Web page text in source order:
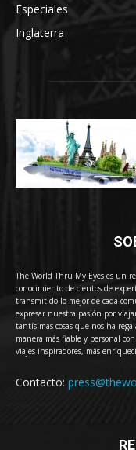
Especiales
Inglaterra
The World Thru My Eyes es un
conocimiento de cientos de
transmitido lo mejor de cada
expresar nuestra pasión por
tantísimas cosas que nos ha
manera más fiable y personal
viajes inspiradores, más
Contacto: